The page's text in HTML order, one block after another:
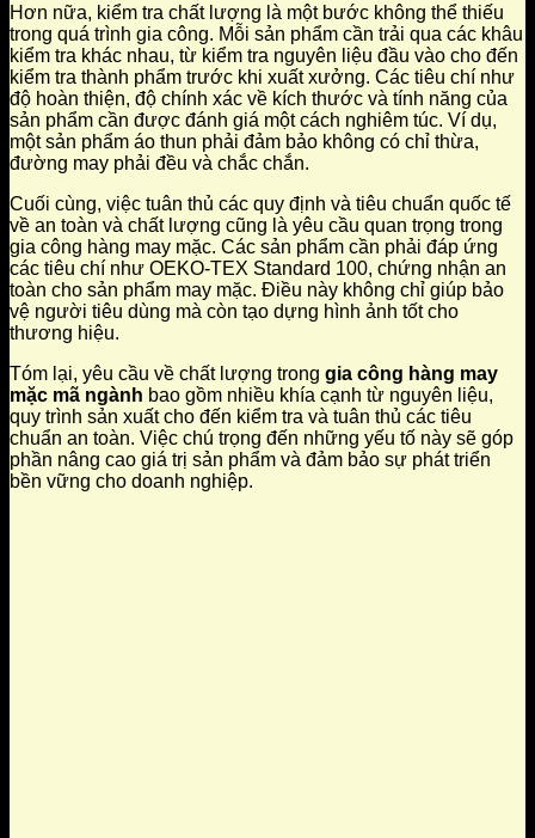
Hơn nữa, kiểm tra chất lượng là một bước không thể thiếu
trong quá trình gia công. Mỗi sản phẩm cần trải qua các khâu
kiểm tra khác nhau, từ kiểm tra nguyên liệu đầu vào cho đến
kiểm tra thành phẩm trước khi xuất xưởng. Các tiêu chí như
độ hoàn thiện, độ chính xác về kích thước và tính năng của
sản phẩm cần được đánh giá một cách nghiêm túc. Ví dụ,
một sản phẩm áo thun phải đảm bảo không có chỉ thừa,
đường may phải đều và chắc chắn.
Cuối cùng, việc tuân thủ các quy định và tiêu chuẩn quốc tế
về an toàn và chất lượng cũng là yêu cầu quan trọng trong
gia công hàng may mặc. Các sản phẩm cần phải đáp ứng
các tiêu chí như OEKO-TEX Standard 100, chứng nhận an
toàn cho sản phẩm may mặc. Điều này không chỉ giúp bảo
vệ người tiêu dùng mà còn tạo dựng hình ảnh tốt cho
thương hiệu.
Tóm lại, yêu cầu về chất lượng trong gia công hàng may
mặc mã ngành bao gồm nhiều khía cạnh từ nguyên liệu,
quy trình sản xuất cho đến kiểm tra và tuân thủ các tiêu
chuẩn an toàn. Việc chú trọng đến những yếu tố này sẽ góp
phần nâng cao giá trị sản phẩm và đảm bảo sự phát triển
bền vững cho doanh nghiệp.